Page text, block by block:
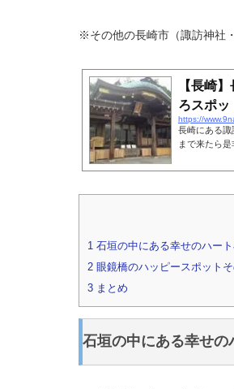
※その他の長崎市（諏訪神社
【長崎
ろスポッ
https://
長崎にある諏
まで来たら
1 石垣の中にある幸せのハー
2 眼鏡橋のハッピースポット
3 まとめ
石垣の中にある幸せの